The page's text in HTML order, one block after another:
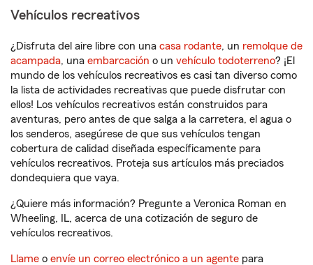
Vehículos recreativos
¿Disfruta del aire libre con una casa rodante, un remolque de
acampada, una embarcación o un vehículo todoterreno? ¡El
mundo de los vehículos recreativos es casi tan diverso como
la lista de actividades recreativas que puede disfrutar con
ellos! Los vehículos recreativos están construidos para
aventuras, pero antes de que salga a la carretera, el agua o
los senderos, asegúrese de que sus vehículos tengan
cobertura de calidad diseñada específicamente para
vehículos recreativos. Proteja sus artículos más preciados
dondequiera que vaya.
¿Quiere más información? Pregunte a Veronica Roman en
Wheeling, IL, acerca de una cotización de seguro de
vehículos recreativos.
Llame o envíe un correo electrónico a un agente para